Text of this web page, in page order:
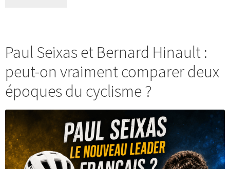
Paul Seixas et Bernard Hinault :
peut-on vraiment comparer deux
époques du cyclisme ?